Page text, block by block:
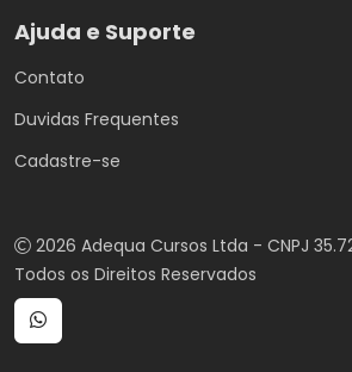
Ajuda e Suporte
Contato
Duvidas Frequentes
Cadastre-se
2026 Adequa Cursos Ltda - CNPJ
Todos os Direitos Reservados